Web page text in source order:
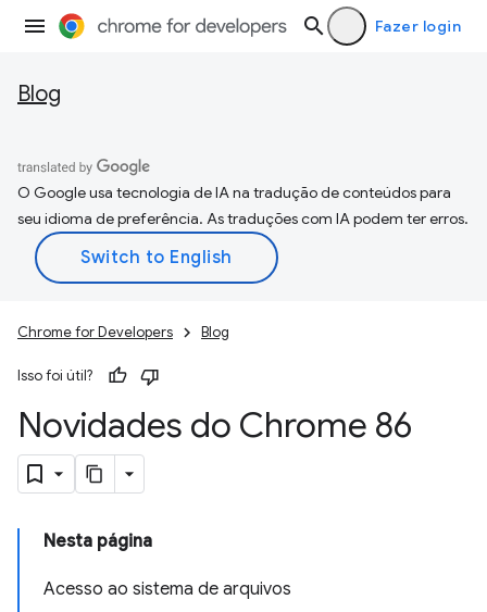
Fazer login
Blog
O Google usa tecnologia de IA na tradução de conteúdos para
seu idioma de preferência. As traduções com IA podem ter erros.
Chrome for Developers Blog
Isso foi útil?
Novidades do Chrome 86
Nesta página
Acesso ao sistema de arquivos